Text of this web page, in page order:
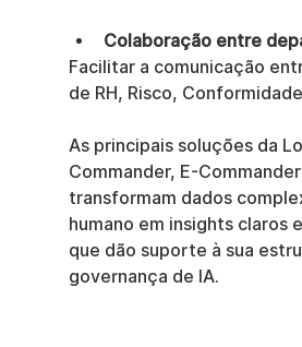
Colaboração entre
Facilitar a comunicação
de RH, Risco,
As principais soluções da
Commander, E-Commander
transformam dados
humano em insights claros
que dão suporte à sua
governança de IA.